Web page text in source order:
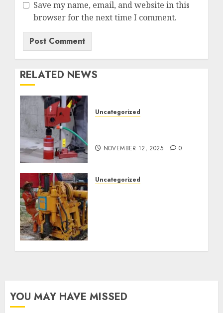
Save my name, email, and website in this
browser for the next time I comment.
RELATED NEWS
Uncategorized
NOVEMBER 12, 2025 0
Uncategorized
YOU MAY HAVE MISSED